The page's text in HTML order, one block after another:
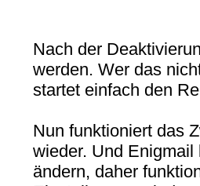
Nach der
werden. Wer das
startet einfach den
Nun funktioniert das
wieder. Und
ändern, daher